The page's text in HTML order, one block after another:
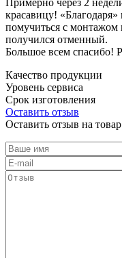
красавицу!
помучиться с монтажом
получился отменный.
Большое всем спасибо!
Качество продукции
Уровень сервиса
Срок изготовления
Оставить отзыв
Оставить отзыв на